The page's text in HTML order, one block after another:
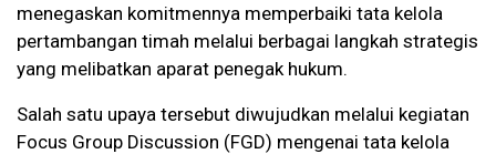
menegaskan komitmennya memperbaiki tata kelola
pertambangan timah melalui berbagai langkah strategis
yang melibatkan aparat penegak hukum.
Salah satu upaya tersebut diwujudkan melalui kegiatan
Focus Group Discussion (FGD) mengenai tata kelola